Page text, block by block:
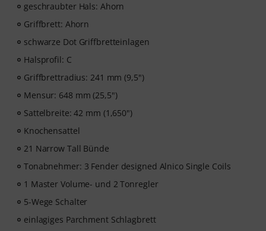
pädagogischen Konzept von studierten Musiklehrern.
Ausgezeichnet mit dem deutschen Bildungs-Award
2025/2026 in der Kategorie “E-Learning
Instrumentalunterricht”! Mit über 400 Gitarren
Videolektionen für Anfänger und Fortgeschrittene – von
Pop, Rock und Blues bis Metal und mehr. Mit
persönlichem Support per Chat, Noten zum
Übungsfunktion, Zeitlupe und weitere Features.
geschraubter Hals: Ahorn
Griffbrett: Ahorn
schwarze Dot Griffbretteinlagen
Halsprofil: C
Griffbrettradius: 241 mm (9,5")
Mensur: 648 mm (25,5")
Sattelbreite: 42 mm (1,650")
Knochensattel
21 Narrow Tall Bünde
Tonabnehmer: 3 Fender designed Alnico Single Coils
1 Master Volume- und 2 Tonregler
5-Wege Schalter
einlagiges Parchment Schlagbrett